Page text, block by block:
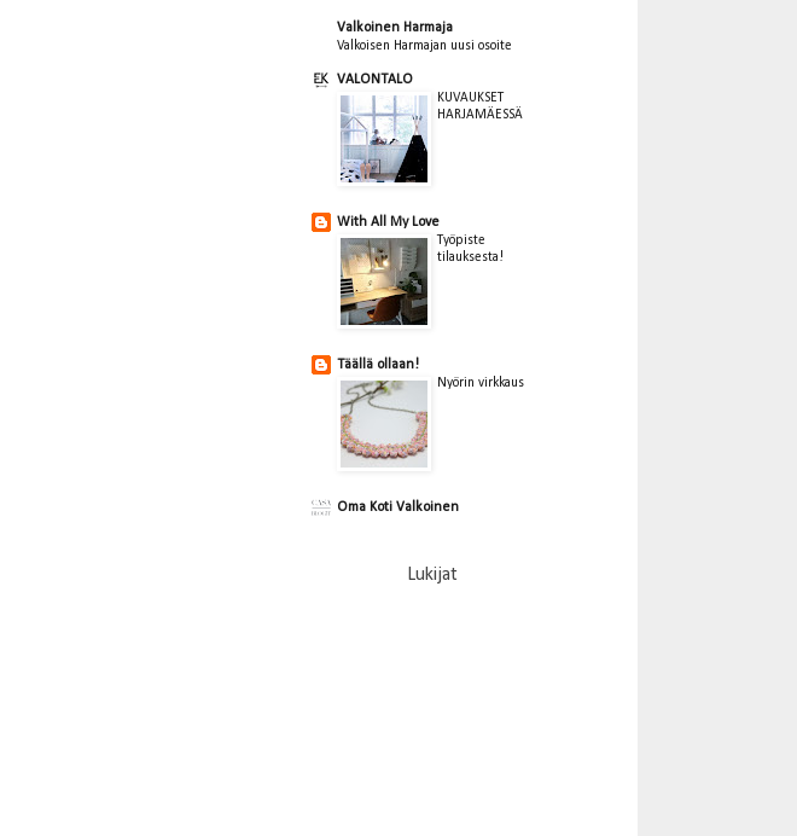
Valkoinen Harmaja
Valkoisen Harmajan uusi osoite
VALONTALO
KUVAUKSET
HARJAMÄESSÄ
With All My Love
Työpiste
tilauksesta!
Täällä ollaan!
Nyörin virkkaus
Oma Koti Valkoinen
Lukijat